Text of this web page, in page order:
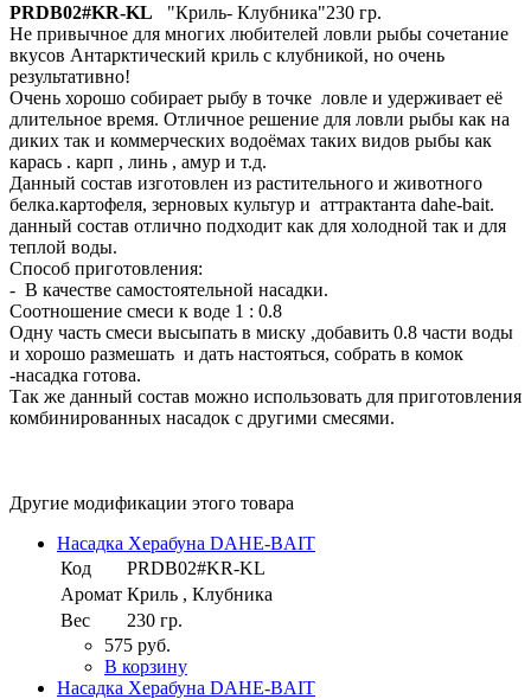
PRDB02#KR-KL "Криль- Клубника"230 гр.
Не привычное для многих любителей ловли рыбы сочетание
вкусов Антарктический криль с клубникой, но очень
результативно!
Очень хорошо собирает рыбу в точке ловле и удерживает её
длительное время. Отличное решение для ловли рыбы как на
диких так и коммерческих водоёмах таких видов рыбы как
карась . карп , линь , амур и т.д.
Данный состав изготовлен из растительного и животного
белка.картофеля, зерновых культур и аттрактанта dahe-bait.
данный состав отлично подходит как для холодной так и для
теплой воды.
Способ приготовления:
- В качестве самостоятельной насадки.
Соотношение смеси к воде 1 : 0.8
Одну часть смеси высыпать в миску ,добавить 0.8 части воды
и хорошо размешать и дать настояться, собрать в комок
-насадка готова.
Так же данный состав можно использовать для приготовления
комбинированных насадок с другими смесями.
Другие модификации этого товара
Насадка Херабуна DAHE-BAIT
Код
PRDB02#KR-KL
Аромат Криль , Клубника
Вес
230 гр.
575 руб.
В корзину
Насадка Херабуна DAHE-BAIT